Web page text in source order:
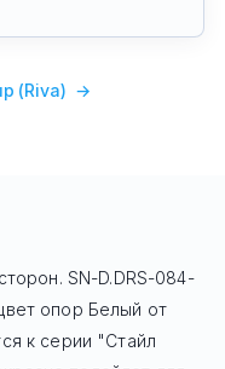
(Riva) →
SN-D.DRS-084-
опор Белый от
к серии "Стайл